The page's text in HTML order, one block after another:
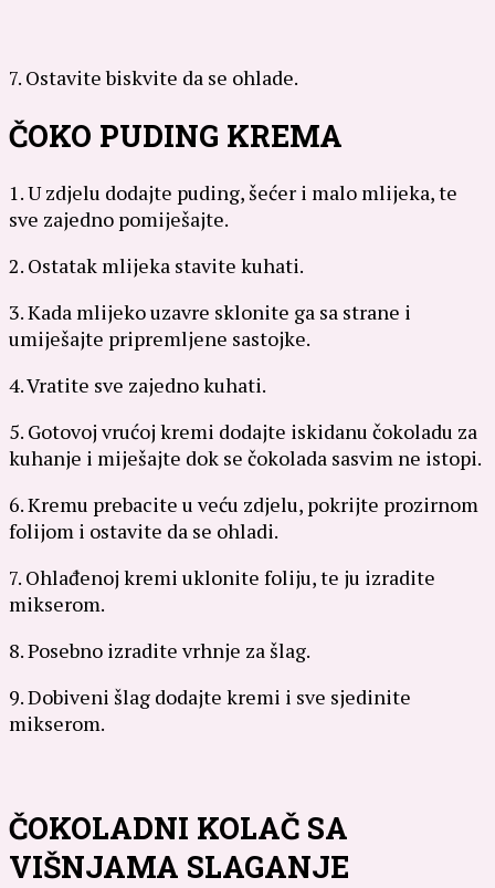
7. Ostavite biskvite da se ohlade.
ČOKO PUDING KREMA
1. U zdjelu dodajte puding, šećer i malo mlijeka, te
sve zajedno pomiješajte.
2. Ostatak mlijeka stavite kuhati.
3. Kada mlijeko uzavre sklonite ga sa strane i
umiješajte pripremljene sastojke.
4. Vratite sve zajedno kuhati.
5. Gotovoj vrućoj kremi dodajte iskidanu čokoladu za
kuhanje i miješajte dok se čokolada sasvim ne istopi.
6. Kremu prebacite u veću zdjelu, pokrijte prozirnom
folijom i ostavite da se ohladi.
7. Ohlađenoj kremi uklonite foliju, te ju izradite
mikserom.
8. Posebno izradite vrhnje za šlag.
9. Dobiveni šlag dodajte kremi i sve sjedinite
mikserom.
ČOKOLADNI KOLAČ SA
VIŠNJAMA SLAGANJE